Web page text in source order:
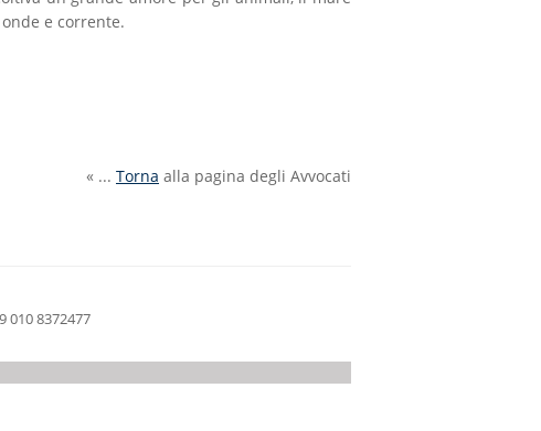
e corrente.
« ... Torna alla pagina degli Avvocati
010 8372477